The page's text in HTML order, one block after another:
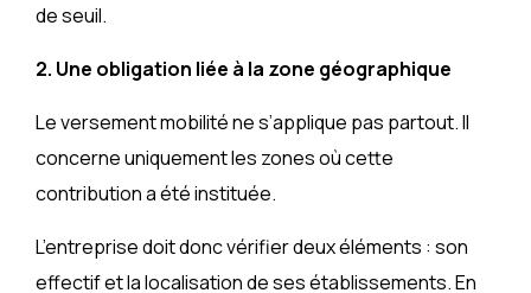
de seuil.
2. Une obligation liée à la zone géographique
Le versement mobilité ne s’applique pas partout. Il
concerne uniquement les zones où cette
contribution a été instituée.
L’entreprise doit donc vérifier deux éléments : son
effectif et la localisation de ses établissements. En